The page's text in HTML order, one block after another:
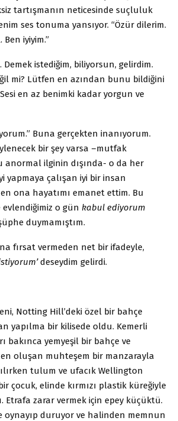
tartışmanın neticesinde suçluluk
ses tonuma yansıyor. “Özür dilerim.
Ben iyiyim.”
Demek istediğim, biliyorsun, gelirdim.
mi? Lütfen en azından bunu bildiğini
en az benimki kadar yorgun ve
Buna gerçekten inanıyorum.
bir şey varsa –mutfak
anormal ilginin dışında- o da her
yapmaya çalışan iyi bir insan
ona hayatımı emanet ettim. Bu
evlendiğimiz o gün kabul ediyorum
duymamıştım.
fırsat vermeden net bir ifadeyle,
deseydim gelirdi.
Notting Hill’deki özel bir bahçe
yapılma bir kilisede oldu. Kemerli
bakınca yemyeşil bir bahçe ve
oluşan muhteşem bir manzarayla
tulum ve ufacık Wellington
çocuk, elinde kırmızı plastik küreğiyle
Etrafa zarar vermek için epey küçüktü.
oynayıp duruyor ve halinden memnun